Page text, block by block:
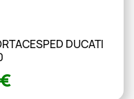
DUCATI